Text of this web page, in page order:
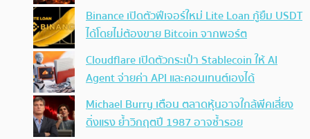
Binance เปิดตัวฟีเจอร์ใหม่ Lite Loan กู้ยืม USDT
ได้โดยไม่ต้องขาย Bitcoin จากพอร์ต
Cloudflare เปิดตัวกระเป๋า Stablecoin ให้ AI
Agent จ่ายค่า API และคอนเทนต์เองได้
Michael Burry เตือน ตลาดหุ้นอาจใกล้พีคเสี่ยง
ดิ่งแรง ย้ำวิกฤตปี 1987 อาจซ้ำรอย